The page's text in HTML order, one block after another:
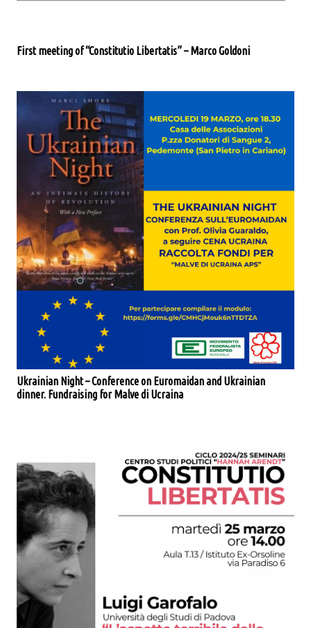
First meeting of “Constitutio Libertatis” – Marco Goldoni
Ukrainian Night – Conference on Euromaidan and Ukrainian
dinner. Fundraising for Malve di Ucraina